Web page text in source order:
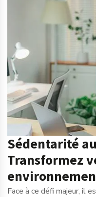
Sédentarité
Transformez
Face à ce défi majeur, il